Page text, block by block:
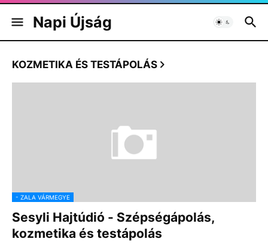
Napi Újság
KOZMETIKA ÉS TESTÁPOLÁS
- ZALA VÁRMEGYE
Sesyli Hajtúdió - Szépségápolás,
kozmetika és testápolás